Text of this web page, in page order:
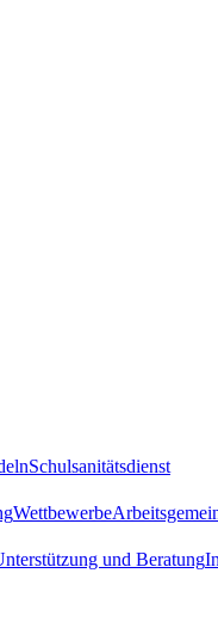
Schulsanitätsdienst
Wettbewerbe
und Beratung